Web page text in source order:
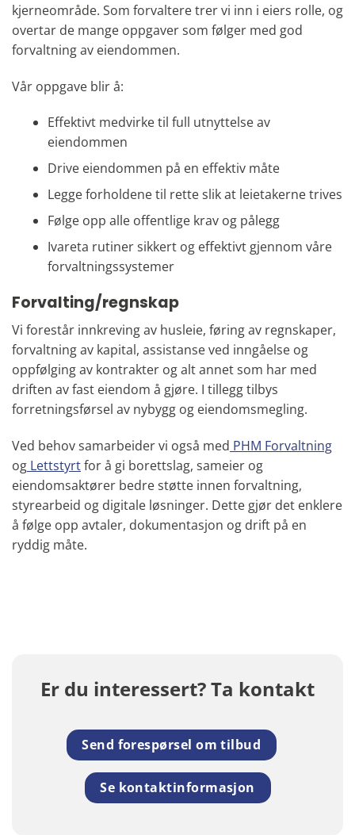
kjerneområde. Som forvaltere trer vi inn i eiers rolle, og
overtar de mange oppgaver som følger med god
forvaltning av eiendommen.
Vår oppgave blir å:
Effektivt medvirke til full utnyttelse av
eiendommen
Drive eiendommen på en effektiv måte
Legge forholdene til rette slik at leietakerne trives
Følge opp alle offentlige krav og pålegg
Ivareta rutiner sikkert og effektivt gjennom våre
forvaltningssystemer
Forvalting/regnskap
Vi forestår innkreving av husleie, føring av regnskaper,
forvaltning av kapital, assistanse ved inngåelse og
oppfølging av kontrakter og alt annet som har med
driften av fast eiendom å gjøre. I tillegg tilbys
forretningsførsel av nybygg og eiendomsmegling.
Ved behov samarbeider vi også med PHM Forvaltning
og Lettstyrtfor å gi borettslag, sameier og
eiendomsaktører bedre støtte innen forvaltning,
styrearbeid og digitale løsninger. Dette gjør det enklere
å følge opp avtaler, dokumentasjon og drift på en
ryddig måte.
Er du interessert? Ta kontakt
Send forespørsel om tilbud
Se kontaktinformasjon